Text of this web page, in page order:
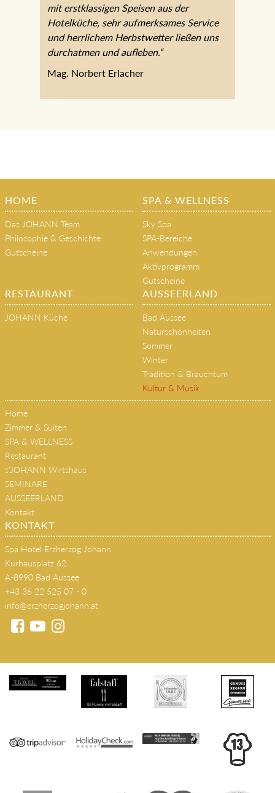
mit erstklassigen Speisen aus der
Hotelküche, sehr aufmerksames Service
und herrlichem Herbstwetter ließen uns
durchatmen und aufleben.“
Mag. Norbert Erlacher
HOME
Das JOHANN Team
Philosophie & Geschichte
Gutscheine
SPA & WELLNESS
Sky Spa
SPA-Bereiche
Anwendungen
Aktivprogramm
Gutscheine
RESTAURANT
JOHANN Küche
AUSSEERLAND
Bad Aussee
Naturschönheiten
Sommer
Winter
Tradition & Brauchtum
Kultur & Musik
Home
Zimmer & Suiten
SPA & WELLNESS
Restaurant
s'JOHANN Wirtshaus
SEMINARE
AUSSEERLAND
Kontakt
KONTAKT
Spa Hotel Erzherzog Johann
Kurhausplatz 62
A-8990 Bad Aussee
+43 36 22 525 07 - 0
info@erzherzogjohann.at